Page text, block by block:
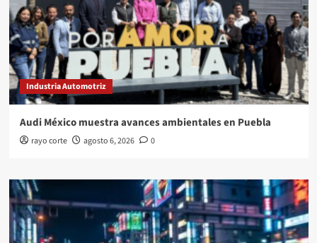
Industria Automotriz
Audi México muestra avances ambientales en Puebla
rayo corte agosto 6, 2026 0